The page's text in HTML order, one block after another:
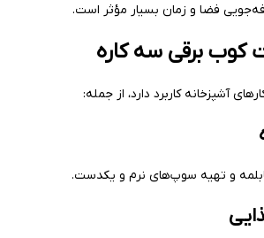
فضا و زمان بسیار مؤثر است.
کوب برقی سه کاره
آشپزخانه کاربرد دارد، از جمله:
و تهیه سوپ‌های نرم و یکدست.